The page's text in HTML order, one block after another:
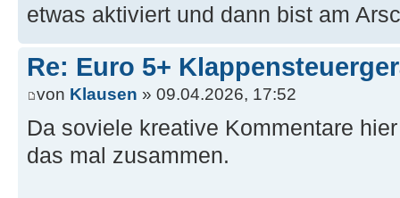
etwas aktiviert und dann bist am
Re: Euro 5+
von Klausen » 09.04.2026, 17:52
Da soviele kreative Kommentare
das mal zusammen.